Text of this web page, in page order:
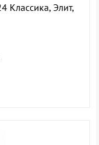
Классика, Элит,